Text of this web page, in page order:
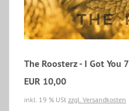
The Roosterz - I Got You 7
EUR 10,00
inkl. 19 % USt zzgl. Versandkosten